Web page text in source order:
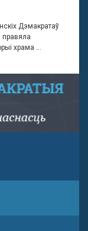
Дэмакратаў
правяла
храма ...